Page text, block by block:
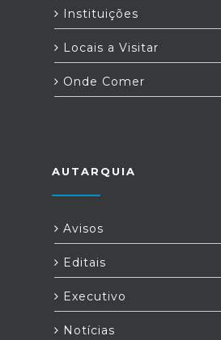
Instituições
Locais a Visitar
Onde Comer
AUTARQUIA
Avisos
Editais
Executivo
Notícias